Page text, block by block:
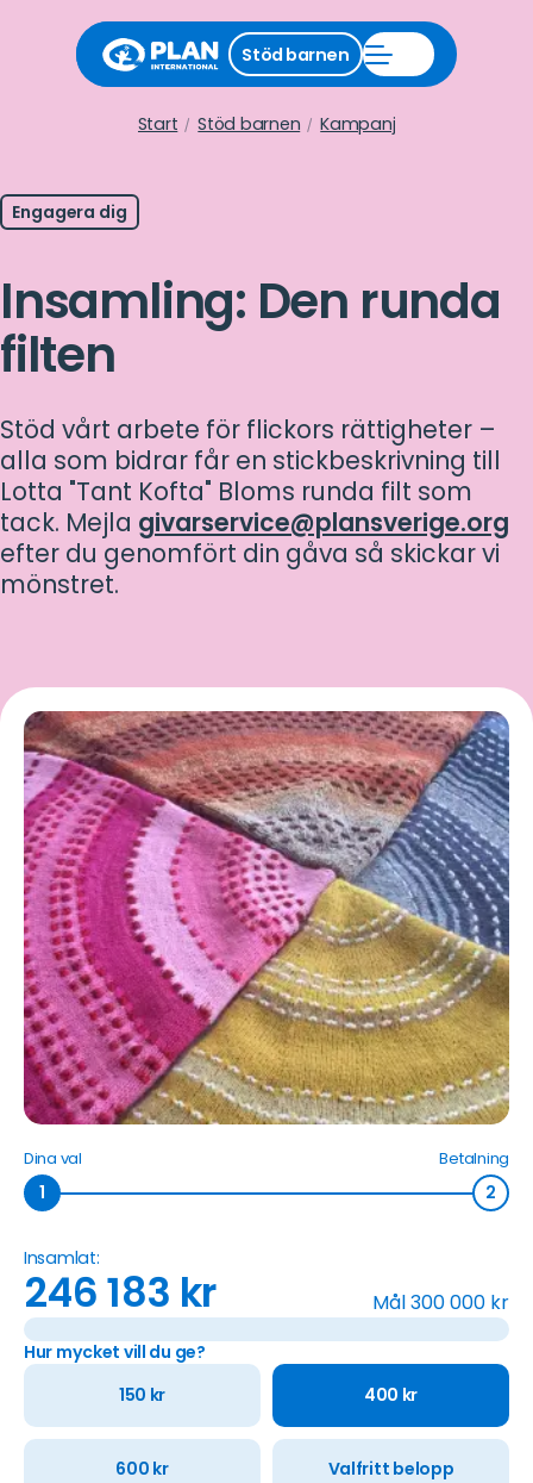
Start Stöd barnen Kampanj
Stäng
stödmeny
Stöd barnen
Stöd
barnen
Öppna
meny
Engagera dig
Insamling: Den runda
filten
Stöd vårt arbete för flickors rättigheter –
alla som bidrar får en stickbeskrivning till
Lotta "Tant Kofta" Bloms runda filt som
tack. Mejla givarservice@plansverige.org
efter du genomfört din gåva så skickar vi
mönstret.
Dina val Betalning
1 2
Insamlat:
246 183 kr Mål300 000 kr
Hur mycket vill du ge?
150 kr 400 kr
600 kr Valfritt belopp